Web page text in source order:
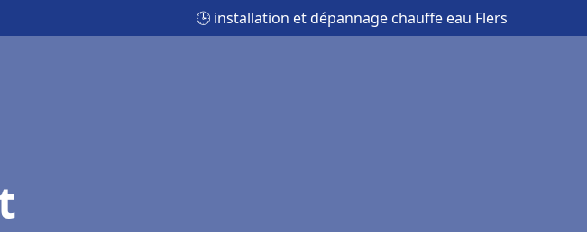
🕒 installation et dépannage chauffe eau Flers